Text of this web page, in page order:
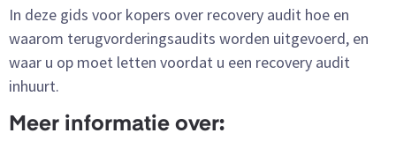
In deze gids voor kopers over recovery audit hoe en
waarom terugvorderingsaudits worden uitgevoerd, en
waar u op moet letten voordat u een recovery audit
inhuurt.
Meer informatie over: